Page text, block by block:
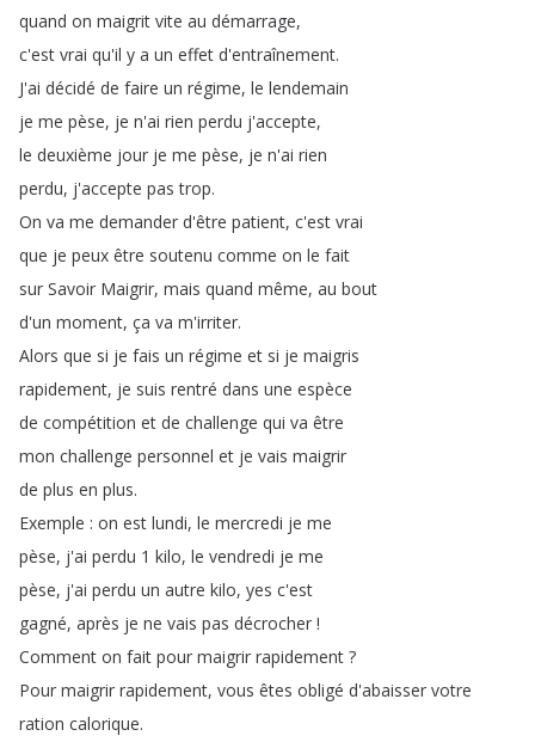
quand on maigrit vite au démarrage,
c'est vrai qu'il y a un effet d'entraînement.
J'ai décidé de faire un régime, le lendemain
je me pèse, je n'ai rien perdu j'accepte,
le deuxième jour je me pèse, je n'ai rien
perdu, j'accepte pas trop.
On va me demander d'être patient, c'est vrai
que je peux être soutenu comme on le fait
sur Savoir Maigrir, mais quand même, au bout
d'un moment, ça va m'irriter.
Alors que si je fais un régime et si je maigris
rapidement, je suis rentré dans une espèce
de compétition et de challenge qui va être
mon challenge personnel et je vais maigrir
de plus en plus.
Exemple : on est lundi, le mercredi je me
pèse, j'ai perdu 1 kilo, le vendredi je me
pèse, j'ai perdu un autre kilo, yes c'est
gagné, après je ne vais pas décrocher !
Comment on fait pour maigrir rapidement ?
Pour maigrir rapidement, vous êtes obligé d'abaisser votre
ration calorique.